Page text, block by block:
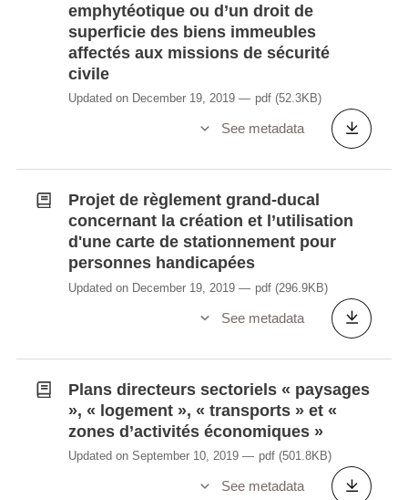
emphytéotique ou d’un droit de
superficie des biens immeubles
affectés aux missions de sécurité
civile
Updated on December 19, 2019 pdf (52.3KB)
See metadata
Projet de règlement grand-ducal
concernant la création et l’utilisation
d'une carte de stationnement pour
personnes handicapées
Updated on December 19, 2019 pdf (296.9KB)
See metadata
Plans directeurs sectoriels « paysages
», « logement », « transports » et «
zones d’activités économiques »
Updated on September 10, 2019 pdf (501.8KB)
See metadata